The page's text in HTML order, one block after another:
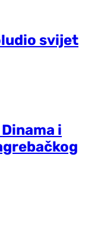
svijet
i